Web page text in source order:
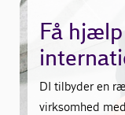
Få
DI tilbyder en
virksomhed